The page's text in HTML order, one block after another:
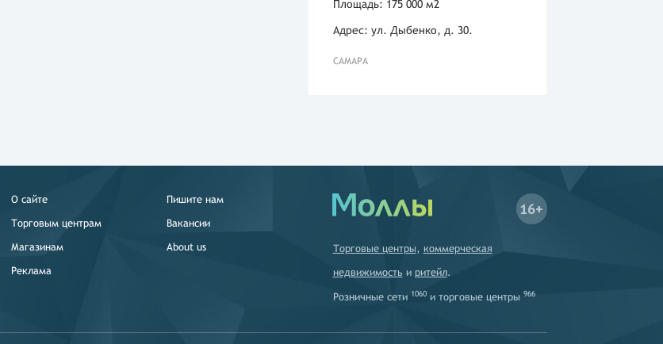
Площадь: 175 000 м2
Адрес: ул. Дыбенко, д. 30.
САМАРА
О сайте
Торговым центрам
Магазинам
Реклама
Пишите нам
Вакансии
About us
16+
Торговые центры, коммерческая
недвижимость и ритейл.
Розничные сети 1060и торговые центры 966